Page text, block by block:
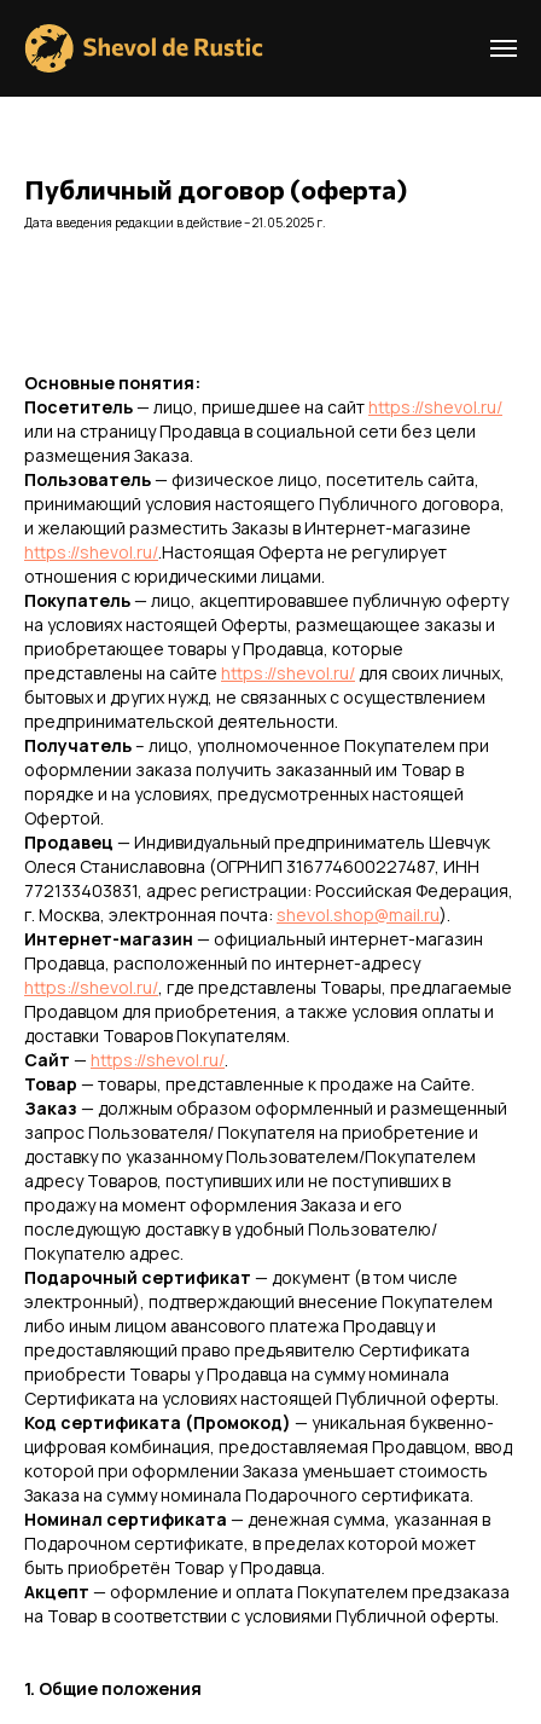
Публичный договор (оферта)
Дата введения редакции в действие – 21.05.2025 г.
Основные понятия:
Посетитель— лицо, пришедшее на сайт https://shevol.ru/
или на страницу Продавца в социальной сети без цели
размещения Заказа.
Пользователь— физическое лицо, посетитель сайта,
принимающий условия настоящего Публичного договора,
и желающий разместить Заказы в Интернет-магазине
https://shevol.ru/.Настоящая Оферта не регулирует
отношения с юридическими лицами.
Покупатель— лицо, акцептировавшее публичную оферту
на условиях настоящей Оферты, размещающее заказы и
приобретающее товары у Продавца, которые
представлены на сайте https://shevol.ru/для своих личных,
бытовых и других нужд, не связанных с осуществлением
предпринимательской деятельности.
Получатель– лицо, уполномоченное Покупателем при
оформлении заказа получить заказанный им Товар в
порядке и на условиях, предусмотренных настоящей
Офертой.
Продавец — Индивидуальный предприниматель Шевчук
Олеся Станиславовна (ОГРНИП 316774600227487, ИНН
772133403831, адрес регистрации: Российская Федерация,
г. Москва, электронная почта: shevol.shop@mail.ru).
Интернет-магазин — официальный интернет-магазин
Продавца, расположенный по интернет-адресу
https://shevol.ru/, где представлены Товары, предлагаемые
Продавцом для приобретения, а также условия оплаты и
доставки Товаров Покупателям.
Сайт — https://shevol.ru/.
Товар — товары, представленные к продаже на Сайте.
Заказ — должным образом оформленный и размещенный
запрос Пользователя/ Покупателя на приобретение и
доставку по указанному Пользователем/Покупателем
адресу Товаров, поступивших или не поступивших в
продажу на момент оформления Заказа и его
последующую доставку в удобный Пользователю/
Покупателю адрес.
Подарочный сертификат — документ (в том числе
электронный), подтверждающий внесение Покупателем
либо иным лицом авансового платежа Продавцу и
предоставляющий право предъявителю Сертификата
приобрести Товары у Продавца на сумму номинала
Сертификата на условиях настоящей Публичной оферты.
Код сертификата (Промокод) — уникальная буквенно-
цифровая комбинация, предоставляемая Продавцом, ввод
которой при оформлении Заказа уменьшает стоимость
Заказа на сумму номинала Подарочного сертификата.
Номинал сертификата — денежная сумма, указанная в
Подарочном сертификате, в пределах которой может
быть приобретён Товар у Продавца.
Акцепт — оформление и оплата Покупателем предзаказа
на Товар в соответствии с условиями Публичной оферты.
1. Общие положения